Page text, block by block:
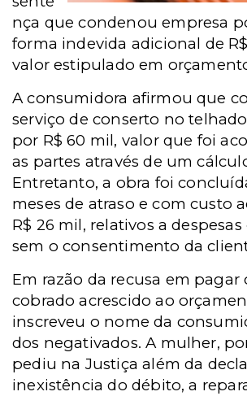
nça que condenou empresa
forma indevida adicional de
valor estipulado em
A consumidora afirmou que
serviço de conserto no
por R$ 60 mil, valor que foi
as partes através de um
Entretanto, a obra foi
meses de atraso e com custo
R$ 26 mil, relativos a
sem o consentimento da
Em razão da recusa em pagar
cobrado acrescido ao
inscreveu o nome da
dos negativados. A mulher,
pediu na Justiça além da
inexistência do débito, a